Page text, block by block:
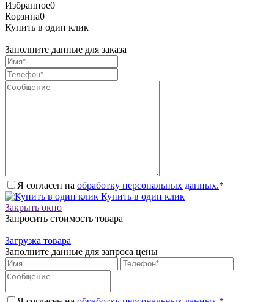
Избранное0
Корзина0
Купить в один клик
Заполните данные для заказа
Я согласен на обработку персональных данных.*
Купить в один клик
Закрыть окно
Запросить стоимость товара
Загрузка товара
Заполните данные для запроса цены